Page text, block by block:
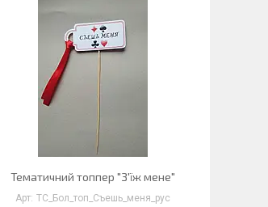
Тематичний топпер "З'їж мене"
ТС_Бол_топ_Съешь_меня_рус